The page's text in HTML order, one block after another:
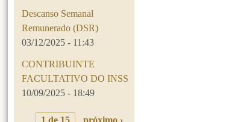
Descanso Semanal
Remunerado (DSR)
03/12/2025 - 11:43
CONTRIBUINTE
FACULTATIVO DO INSS
10/09/2025 - 18:49
1 de 15
próximo ›